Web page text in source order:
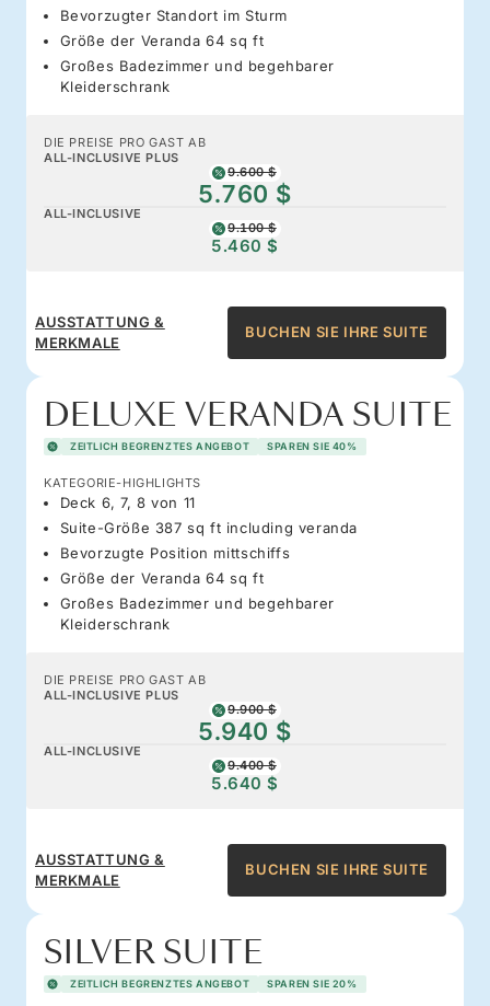
Bevorzugter Standort im Sturm
Größe der Veranda 64 sq ft
Großes Badezimmer und begehbarer
Kleiderschrank
DIE PREISE PRO GAST AB
ALL-INCLUSIVE PLUS
9.600 $
5.760 $
ALL-INCLUSIVE
9.100 $
5.460 $
AUSSTATTUNG &
MERKMALE
BUCHEN SIE IHRE SUITE
DELUXE VERANDA SUITE
ZEITLICH BEGRENZTES ANGEBOT SPAREN SIE 40%
KATEGORIE-HIGHLIGHTS
Deck 6, 7, 8 von 11
Suite-Größe 387 sq ft including veranda
Bevorzugte Position mittschiffs
Größe der Veranda 64 sq ft
Großes Badezimmer und begehbarer
Kleiderschrank
DIE PREISE PRO GAST AB
ALL-INCLUSIVE PLUS
9.900 $
5.940 $
ALL-INCLUSIVE
9.400 $
5.640 $
AUSSTATTUNG &
MERKMALE
BUCHEN SIE IHRE SUITE
SILVER SUITE
ZEITLICH BEGRENZTES ANGEBOT SPAREN SIE 20%